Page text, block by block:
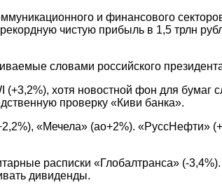
и финансового
чистую прибыль в 1,5 трлн
словами российского
хотя новостной фон для
проверку «Киви банка».
«Мечела» (ао+2%). «РуссНефти»
расписки «Глобалтранса» (-
дивиденды.